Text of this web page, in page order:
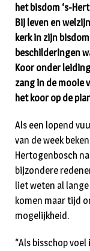
het bisdom ‘s-
Bij leven en
kerk in zijn
beschilderingen
Koor onder
zang in de mooie
het koor op de
Als een lopend
van de week
Hertogenbosch
bijzondere
liet weten al
komen maar tijd
mogelijkheid.
“Als bisschop